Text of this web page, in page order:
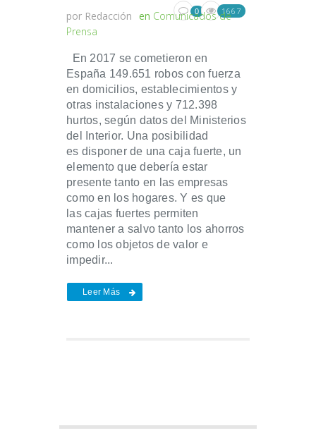
por Redacción en Comunicados de
Prensa
0 1667
En 2017 se cometieron en
España 149.651 robos con fuerza
en domicilios, establecimientos y
otras instalaciones y 712.398
hurtos, según datos del Ministerios
del Interior. Una posibilidad
es disponer de una caja fuerte, un
elemento que debería estar
presente tanto en las empresas
como en los hogares. Y es que
las cajas fuertes permiten
mantener a salvo tanto los ahorros
como los objetos de valor e
impedir...
Leer Más